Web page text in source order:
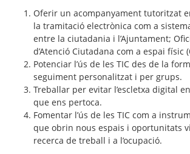
Oferir un acompanyament tutoritzat
la tramitació electrònica com a
entre la ciutadania i l’Ajuntament;
d’Atenció Ciutadana com a espai físic
Potenciar l’ús de les TIC des de la
seguiment personalitzat i per grups.
Treballar per evitar l’escletxa digital
que ens pertoca.
Fomentar l’ús de les TIC com a
que obrin nous espais i oportunitats
recerca de treball i a l’ocupació.